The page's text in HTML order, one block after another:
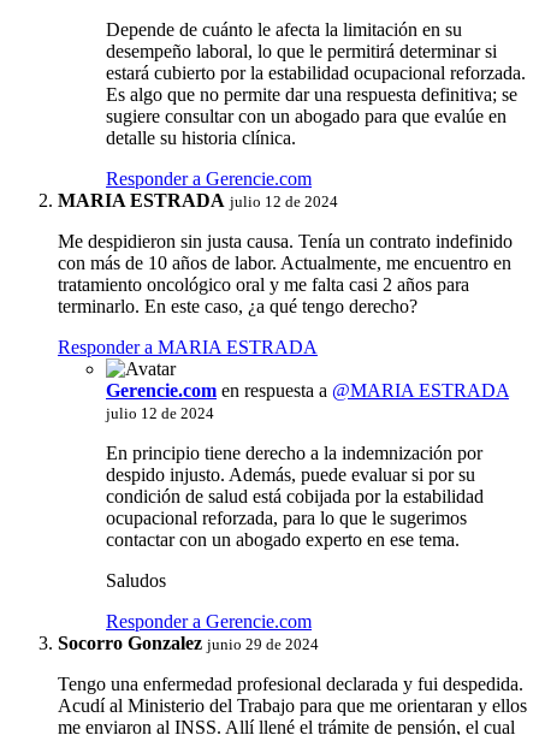
Depende de cuánto le afecta la limitación en su
desempeño laboral, lo que le permitirá determinar si
estará cubierto por la estabilidad ocupacional reforzada.
Es algo que no permite dar una respuesta definitiva; se
sugiere consultar con un abogado para que evalúe en
detalle su historia clínica.
Responder a Gerencie.com
MARIA ESTRADA julio 12 de 2024
Me despidieron sin justa causa. Tenía un contrato indefinido
con más de 10 años de labor. Actualmente, me encuentro en
tratamiento oncológico oral y me falta casi 2 años para
terminarlo. En este caso, ¿a qué tengo derecho?
Responder a MARIA ESTRADA
Gerencie.com en respuesta a @MARIA ESTRADA
julio 12 de 2024
En principio tiene derecho a la indemnización por
despido injusto. Además, puede evaluar si por su
condición de salud está cobijada por la estabilidad
ocupacional reforzada, para lo que le sugerimos
contactar con un abogado experto en ese tema.
Saludos
Responder a Gerencie.com
Socorro Gonzalez junio 29 de 2024
Tengo una enfermedad profesional declarada y fui despedida.
Acudí al Ministerio del Trabajo para que me orientaran y ellos
me enviaron al INSS. Allí llené el trámite de pensión, el cual